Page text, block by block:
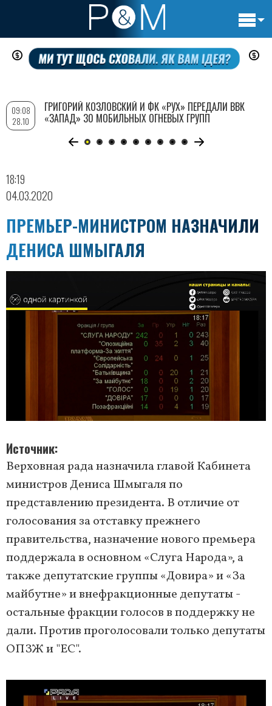
Перейти
содержанию
18:19
04.03.2020
ПРЕМЬЕР-МИНИСТРОМ НАЗНАЧИЛИ
ДЕНИСА ШМЫГАЛЯ
Источник
Верховная рада назначила главой Кабинета
министров Дениса Шмыгаля по
представлению президента. В отличие от
голосования за отставку прежнего
правительства, назначение нового премьера
поддержала в основном «Слуга Народа», а
также депутатские группы «Довира» и «За
майбутне» и внефракционные депутаты -
остальные фракции голосов в поддержку не
дали. Против проголосовали только депутаты
ОПЗЖ и "ЕС".
09:08
28.10
ГРИГОРИЙ КОЗЛОВСКИЙ И ФК «РУХ» ПЕРЕДАЛИ ВВК
«ЗАПАД» 30 МОБИЛЬНЫХ ОГНЕВЫХ ГРУПП